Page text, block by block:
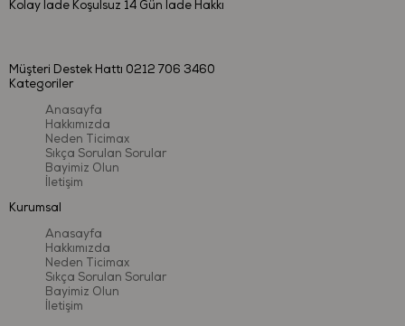
Kolay İade Koşulsuz 14 Gün İade Hakkı
Müşteri Destek Hattı 0212 706 3460
Kategoriler
Anasayfa
Hakkımızda
Neden Ticimax
Sıkça Sorulan Sorular
Bayimiz Olun
İletişim
Kurumsal
Anasayfa
Hakkımızda
Neden Ticimax
Sıkça Sorulan Sorular
Bayimiz Olun
İletişim